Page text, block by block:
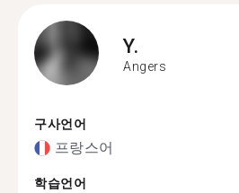
Y.
Angers
구사언어
프랑스어
학습언어